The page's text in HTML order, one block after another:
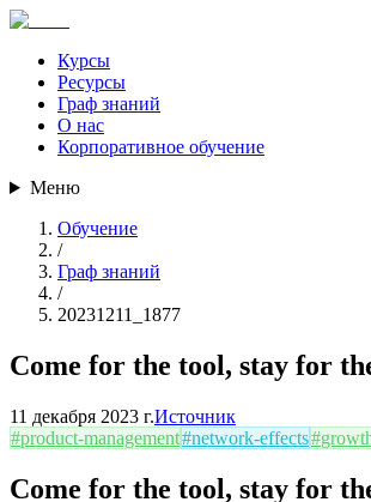
Курсы
Ресурсы
Граф знаний
О нас
Корпоративное обучение
Меню
Обучение
/
Граф знаний
/
20231211_1877
Come for the tool, stay for
11 декабря 2023 г.Источник
#product-management#network-effects#
Come for the tool, stay for